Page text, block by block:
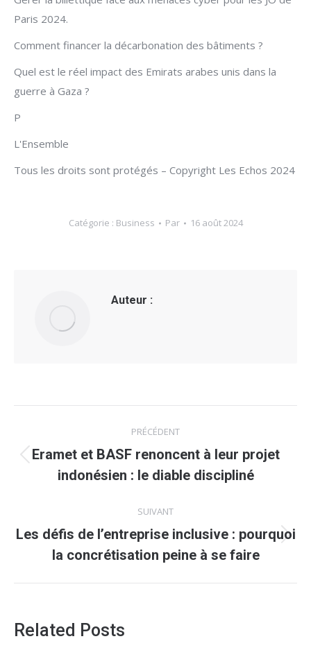
Paris 2024.
Comment financer la décarbonation des bâtiments ?
Quel est le réel impact des Emirats arabes unis dans la
guerre à Gaza ?
P
L'Ensemble
Tous les droits sont protégés – Copyright Les Echos 2024
Catégorie : Business Par 16 août 2024
Auteur :
article
PRÉCÉDENT
Article
précédent
Eramet et BASF renoncent à leur projet
indonésien : le diable discipliné
SUIVANT
Article
suivant
:
Les défis de l’entreprise inclusive : pourquoi
la concrétisation peine à se faire
Related Posts